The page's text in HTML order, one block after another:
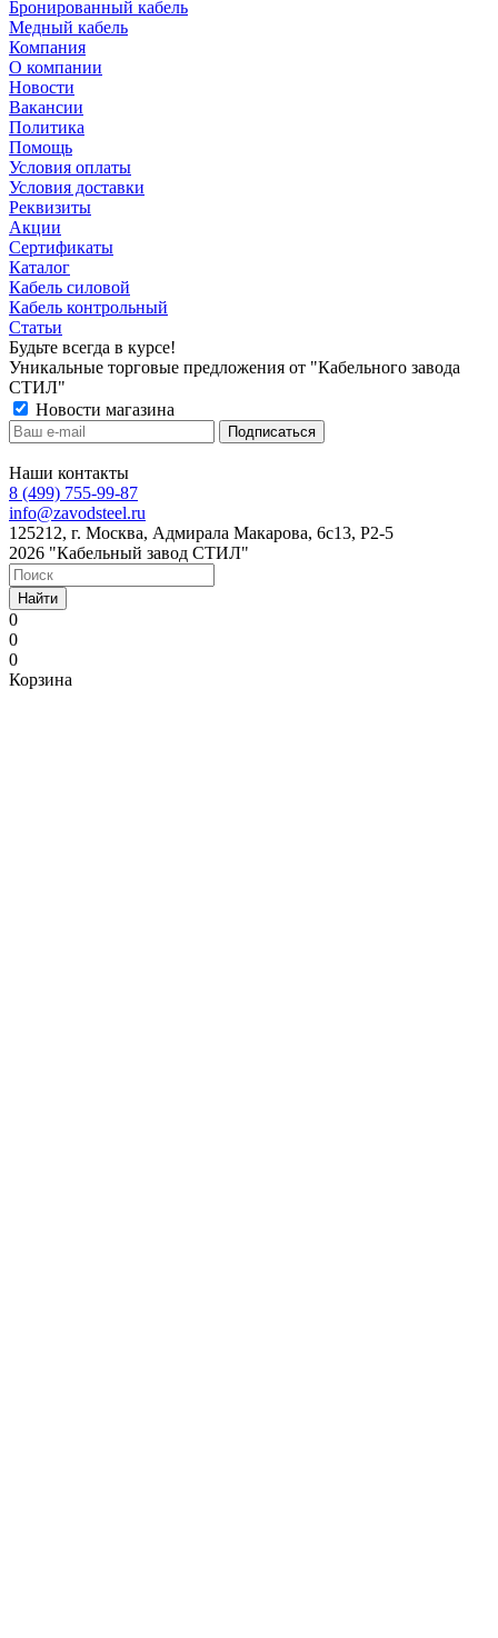
Бронированный кабель
Медный кабель
Компания
О компании
Новости
Вакансии
Политика
Помощь
Условия оплаты
Условия доставки
Реквизиты
Акции
Сертификаты
Каталог
Кабель силовой
Кабель контрольный
Статьи
Будьте всегда в курсе!
Уникальные торговые предложения от "Кабельного завода
СТИЛ"
Новости магазина
Наши контакты
8 (499) 755-99-87
info@zavodsteel.ru
125212, г. Москва, Адмирала Макарова, 6с13, Р2-5
2026 "Кабельный завод СТИЛ"
Найти
0
0
0
Корзина